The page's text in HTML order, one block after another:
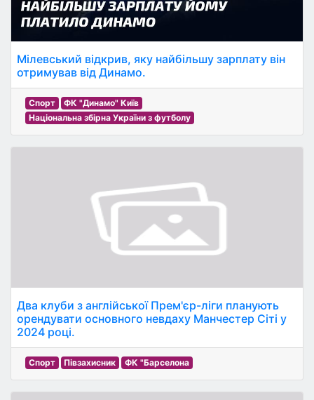
Мілевський відкрив, яку найбільшу зарплату він
отримував від Динамо.
Спорт
ФК "Динамо" Київ
Національна збірна України з футболу
Два клуби з англійської Прем'єр-ліги планують
орендувати основного невдаху Манчестер Сіті у
2024 році.
Спорт Півзахисник ФК "Барселона